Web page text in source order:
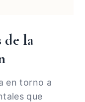
de la
en torno a
que